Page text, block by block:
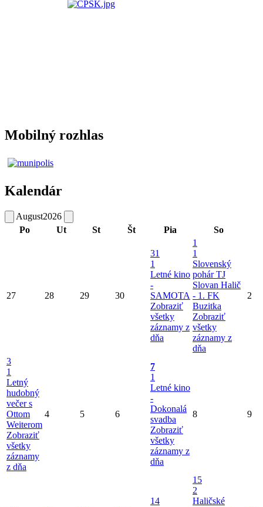
Mobilný rozhlas
Kalendár
August2026
Po
Ut St Št Pia So
27 28 29 30
31
1
Letné kino
-
SAMOTA
Zobraziť
všetky
záznamy z
dňa
1
1
Slovenský
pohár TJ
Slovan Halič
- 1. FK
Buzitka
Zobraziť
všetky
záznamy z
dňa
2
3
1
Letný
hudobný
večer s
Ottom
Weiterom
Zobraziť
všetky
záznamy
z dňa
4 5 6
7
1
Letné kino
-
Dokonalá
svadba
Zobraziť
všetky
záznamy z
dňa
8 9
14
15
2
Haličské